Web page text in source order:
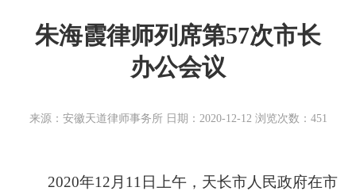
朱海霞律师列席第57次市长
办公会议
来源：安徽天道律师事务所 日期：2020-12-12 浏览次数：451
2020年12 月 11 日 上午，天长市人民政府在市